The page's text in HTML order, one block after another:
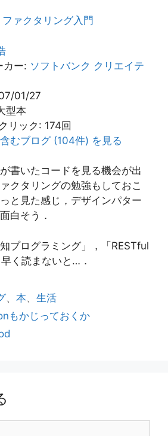
ァクタリング入門
カー: ソフトバンク クリエイテ
01/27
型本
クリック : 174回
むブログ (104件) を見る
書いたコードを見る機会が出
クタリングの勉強もしておこ
と見た感じ，デザインパター
白そう．
プログラミング」，「RESTful
く読まないと…．
、本、生活
もかじっておくか